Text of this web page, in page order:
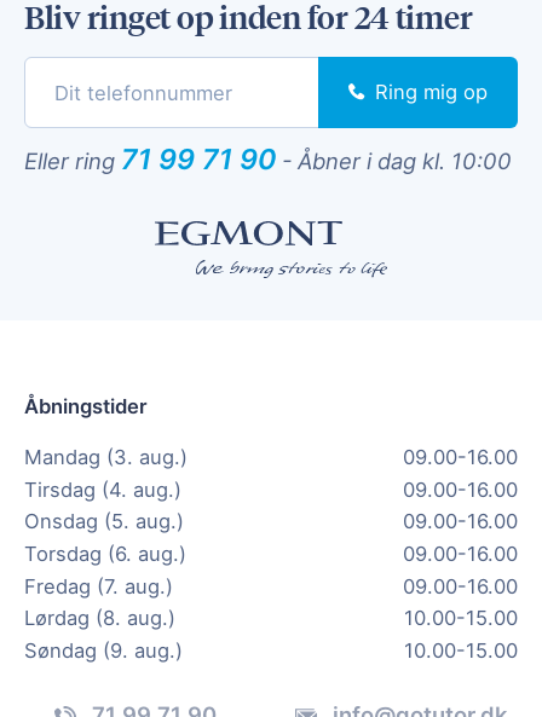
Bliv ringet op inden for 24 timer
Ring mig op
Eller ring 71 99 71 90 - Åbner i dag kl. 10:00
Åbningstider
Mandag (3. aug.)
09.00-16.00
Tirsdag (4. aug.)
09.00-16.00
Onsdag (5. aug.)
09.00-16.00
Torsdag (6. aug.)
09.00-16.00
Fredag (7. aug.)
09.00-16.00
Lørdag (8. aug.)
10.00-15.00
Søndag (9. aug.)
10.00-15.00